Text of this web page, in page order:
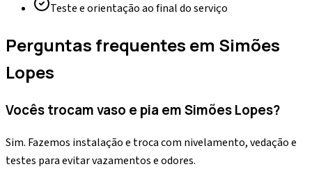
Teste e orientação ao final do serviço
Perguntas frequentes em Simões
Lopes
Vocês trocam vaso e pia em Simões Lopes?
Sim. Fazemos instalação e troca com nivelamento, vedação e
testes para evitar vazamentos e odores.